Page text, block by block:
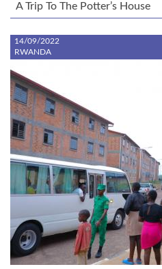
A Trip To The Potter’s House
14/09/2022
RWANDA